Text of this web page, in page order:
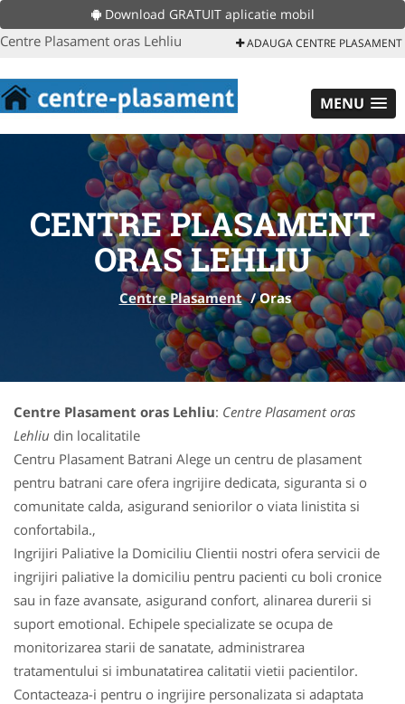
Download GRATUIT aplicatie mobil
Centre Plasament oras Lehliu ADAUGA CENTRE PLASAMENT
MENU
CENTRE PLASAMENT
ORAS LEHLIU
Centre Plasament /Oras
Centre Plasament oras Lehliu: Centre Plasament oras
Lehliu din localitatile
Centru Plasament Batrani Alege un centru de plasament
pentru batrani care ofera ingrijire dedicata, siguranta si o
comunitate calda, asigurand seniorilor o viata linistita si
confortabila.,
Ingrijiri Paliative la Domiciliu Clientii nostri ofera servicii de
ingrijiri paliative la domiciliu pentru pacienti cu boli cronice
sau in faze avansate, asigurand confort, alinarea durerii si
suport emotional. Echipele specializate se ocupa de
monitorizarea starii de sanatate, administrarea
tratamentului si imbunatatirea calitatii vietii pacientilor.
Contacteaza-i pentru o ingrijire personalizata si adaptata